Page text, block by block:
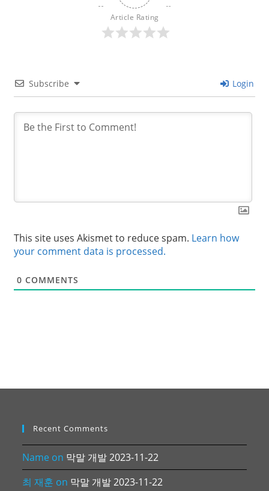
Article Rating
Subscribe Login
This site uses Akismet to reduce spam. Learn how
your comment data is processed.
0 COMMENTS
Recent Comments
Name on 막말 개발 2023-11-22
최 재훈 on 막말 개발 2023-11-22